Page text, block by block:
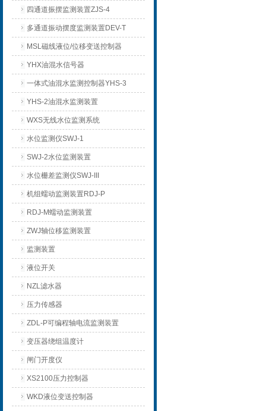
四通道振摆监测装置ZJS-4
多通道振动摆度监测装置DEV-T
MSL磁线液位/位移变送控制器
YHX油混水信号器
一体式油混水监测控制器YHS-3
YHS-2油混水监测装置
WXS无线水位监测系统
水位监测仪SWJ-1
SWJ-2水位监测装置
水位栅差监测仪SWJ-III
机组蠕动监测装置RDJ-P
RDJ-M蠕动监测装置
ZWJ轴位移监测装置
监测装置
液位开关
NZL滤水器
压力传感器
ZDL-P可编程轴电流监测装置
变压器绕组温度计
闸门开度仪
XS2100压力控制器
WKD液位变送控制器